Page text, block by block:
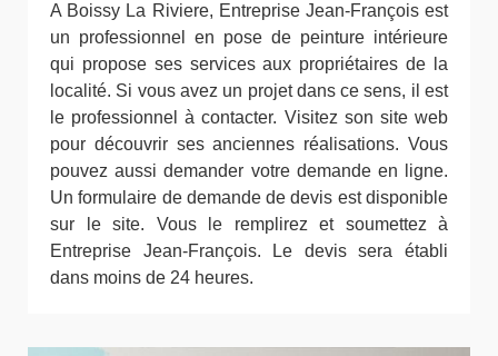
A Boissy La Riviere, Entreprise Jean-François est
un professionnel en pose de peinture intérieure
qui propose ses services aux propriétaires de la
localité. Si vous avez un projet dans ce sens, il est
le professionnel à contacter. Visitez son site web
pour découvrir ses anciennes réalisations. Vous
pouvez aussi demander votre demande en ligne.
Un formulaire de demande de devis est disponible
sur le site. Vous le remplirez et soumettez à
Entreprise Jean-François. Le devis sera établi
dans moins de 24 heures.